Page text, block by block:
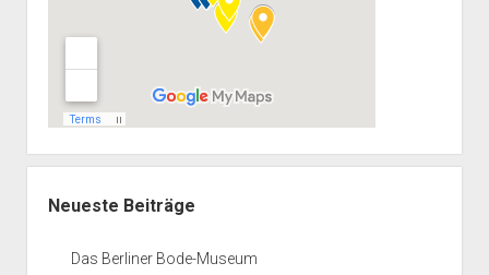
Neueste Beiträge
Das Berliner Bode-Museum